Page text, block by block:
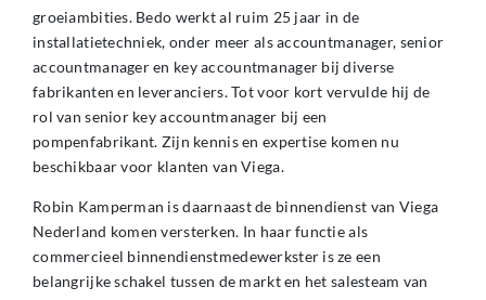
groeiambities. Bedo werkt al ruim 25 jaar in de
installatietechniek, onder meer als accountmanager, senior
accountmanager en key accountmanager bij diverse
fabrikanten en leveranciers. Tot voor kort vervulde hij de
rol van senior key accountmanager bij een
pompenfabrikant. Zijn kennis en expertise komen nu
beschikbaar voor klanten van Viega.
Robin Kamperman is daarnaast de binnendienst van Viega
Nederland komen versterken. In haar functie als
commercieel binnendienstmedewerkster is ze een
belangrijke schakel tussen de markt en het salesteam van